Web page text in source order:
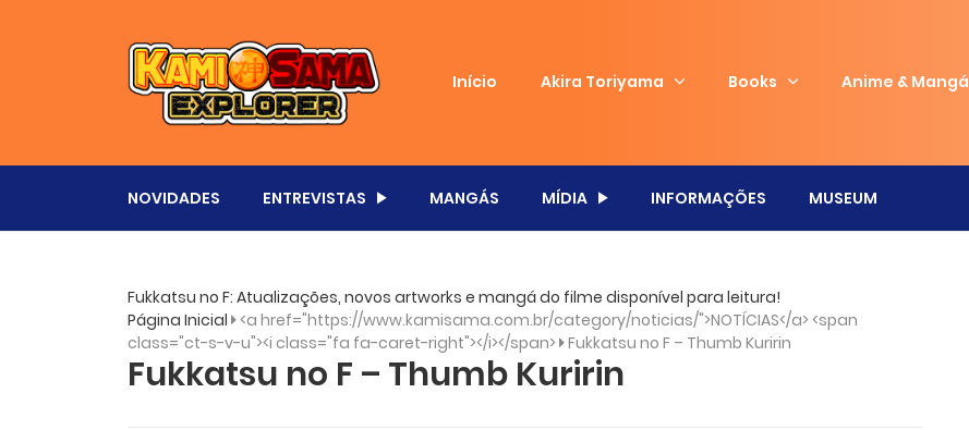
Início Akira Toriyama Books Anime & Mangá
NOVIDADES ENTREVISTAS MANGÁS MÍDIA INFORMAÇÕES MUSEUM
Fukkatsu no F: Atualizações, novos artworks e mangá do filme disponível para leitura!
Página Inicial <a href="https://www.kamisama.com.br/category/noticias/">NOTÍCIAS</a> <span
class="ct-s-v-u"><i class="fa fa-caret-right"></i></span> Fukkatsu no F – Thumb Kuririn
Fukkatsu no F – Thumb Kuririn